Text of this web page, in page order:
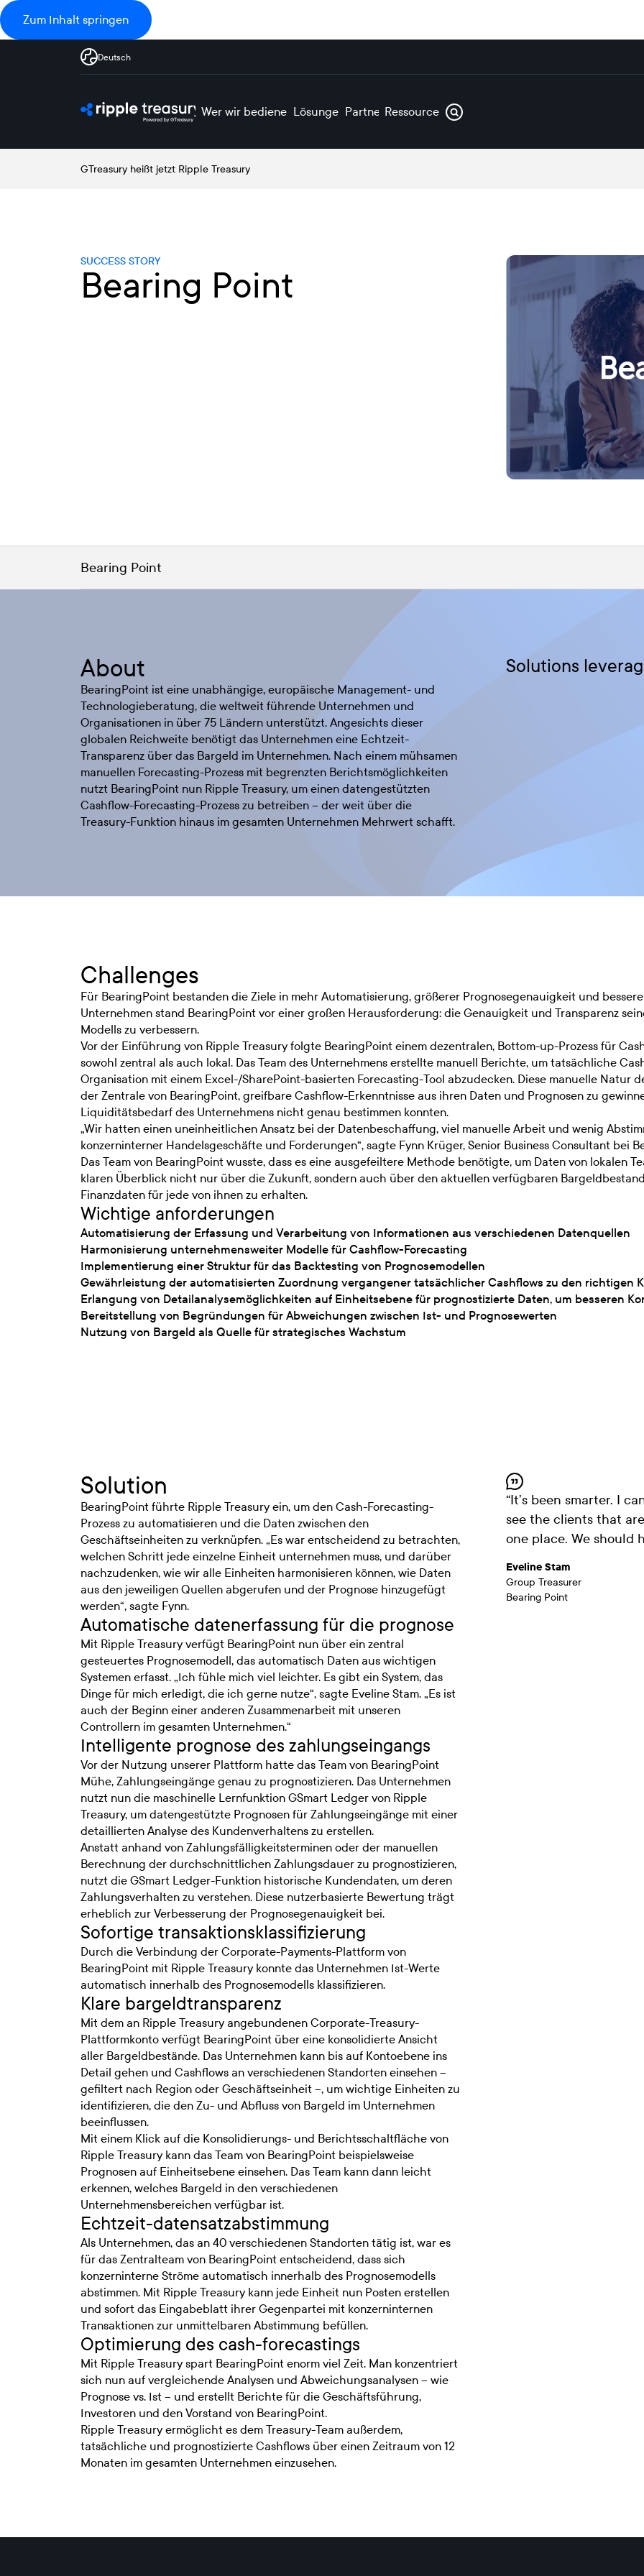
Zum Inhalt springen
Deutsch
Wer wir bedienen Lösungen Partner Ressourcen
GTreasury heißt jetzt Ripple Treasury
SUCCESS STORY
Bearing Point
Bearing Point
About
BearingPoint ist eine unabhängige, europäische Management- und
Technologieberatung, die weltweit führende Unternehmen und
Organisationen in über 75 Ländern unterstützt. Angesichts dieser
globalen Reichweite benötigt das Unternehmen eine Echtzeit-
Transparenz über das Bargeld im Unternehmen. Nach einem mühsamen
manuellen Forecasting-Prozess mit begrenzten Berichtsmöglichkeiten
nutzt BearingPoint nun Ripple Treasury, um einen datengestützten
Cashflow-Forecasting-Prozess zu betreiben – der weit über die
Treasury-Funktion hinaus im gesamten Unternehmen Mehrwert schafft.
Solutions
Challenges
Für BearingPoint bestanden die Ziele in mehr Automatisierung, größerer Prognosegenauigkeit und
Unternehmen stand BearingPoint vor einer großen Herausforderung: die Genauigkeit und Transparenz
Modells zu verbessern.
Vor der Einführung von Ripple Treasury folgte BearingPoint einem dezentralen, Bottom-up-Prozess für
sowohl zentral als auch lokal. Das Team des Unternehmens erstellte manuell Berichte, um tatsächliche
Organisation mit einem Excel-/SharePoint-basierten Forecasting-Tool abzudecken. Diese manuelle Natur
der Zentrale von BearingPoint, greifbare Cashflow-Erkenntnisse aus ihren Daten und Prognosen zu
Liquiditätsbedarf des Unternehmens nicht genau bestimmen konnten.
„Wir hatten einen uneinheitlichen Ansatz bei der Datenbeschaffung, viel manuelle Arbeit und wenig
konzerninterner Handelsgeschäfte und Forderungen“, sagte Fynn Krüger, Senior Business Consultant bei
Das Team von BearingPoint wusste, dass es eine ausgefeiltere Methode benötigte, um Daten von lokalen
klaren Überblick nicht nur über die Zukunft, sondern auch über den aktuellen verfügbaren
Finanzdaten für jede von ihnen zu erhalten.
Wichtige anforderungen
Automatisierung der Erfassung und Verarbeitung von Informationen aus verschiedenen Datenquellen
Harmonisierung unternehmensweiter Modelle für Cashflow-Forecasting
Implementierung einer Struktur für das Backtesting von Prognosemodellen
Gewährleistung der automatisierten Zuordnung vergangener tatsächlicher Cashflows zu den richtigen
Erlangung von Detailanalysemöglichkeiten auf Einheitsebene für prognostizierte Daten, um besseren
Bereitstellung von Begründungen für Abweichungen zwischen Ist- und Prognosewerten
Nutzung von Bargeld als Quelle für strategisches Wachstum
Solution
BearingPoint führte Ripple Treasury ein, um den Cash-Forecasting-
Prozess zu automatisieren und die Daten zwischen den
Geschäftseinheiten zu verknüpfen. „Es war entscheidend zu betrachten,
welchen Schritt jede einzelne Einheit unternehmen muss, und darüber
nachzudenken, wie wir alle Einheiten harmonisieren können, wie Daten
aus den jeweiligen Quellen abgerufen und der Prognose hinzugefügt
werden“, sagte Fynn.
Automatische datenerfassung für die prognose
Mit Ripple Treasury verfügt BearingPoint nun über ein zentral
gesteuertes Prognosemodell, das automatisch Daten aus wichtigen
Systemen erfasst. „Ich fühle mich viel leichter. Es gibt ein System, das
Dinge für mich erledigt, die ich gerne nutze“, sagte Eveline Stam. „Es ist
auch der Beginn einer anderen Zusammenarbeit mit unseren
Controllern im gesamten Unternehmen.“
Intelligente prognose des zahlungseingangs
Vor der Nutzung unserer Plattform hatte das Team von BearingPoint
Mühe, Zahlungseingänge genau zu prognostizieren. Das Unternehmen
nutzt nun die maschinelle Lernfunktion GSmart Ledger von Ripple
Treasury, um datengestützte Prognosen für Zahlungseingänge mit einer
detaillierten Analyse des Kundenverhaltens zu erstellen.
Anstatt anhand von Zahlungsfälligkeitsterminen oder der manuellen
Berechnung der durchschnittlichen Zahlungsdauer zu prognostizieren,
nutzt die GSmart Ledger-Funktion historische Kundendaten, um deren
Zahlungsverhalten zu verstehen. Diese nutzerbasierte Bewertung trägt
erheblich zur Verbesserung der Prognosegenauigkeit bei.
Sofortige transaktionsklassifizierung
Durch die Verbindung der Corporate-Payments-Plattform von
BearingPoint mit Ripple Treasury konnte das Unternehmen Ist-Werte
automatisch innerhalb des Prognosemodells klassifizieren.
Klare bargeldtransparenz
Mit dem an Ripple Treasury angebundenen Corporate-Treasury-
Plattformkonto verfügt BearingPoint über eine konsolidierte Ansicht
aller Bargeldbestände. Das Unternehmen kann bis auf Kontoebene ins
Detail gehen und Cashflows an verschiedenen Standorten einsehen –
gefiltert nach Region oder Geschäftseinheit –, um wichtige Einheiten zu
identifizieren, die den Zu- und Abfluss von Bargeld im Unternehmen
beeinflussen.
Mit einem Klick auf die Konsolidierungs- und Berichtsschaltfläche von
Ripple Treasury kann das Team von BearingPoint beispielsweise
Prognosen auf Einheitsebene einsehen. Das Team kann dann leicht
erkennen, welches Bargeld in den verschiedenen
Unternehmensbereichen verfügbar ist.
Echtzeit-datensatzabstimmung
Als Unternehmen, das an 40 verschiedenen Standorten tätig ist, war es
für das Zentralteam von BearingPoint entscheidend, dass sich
konzerninterne Ströme automatisch innerhalb des Prognosemodells
abstimmen. Mit Ripple Treasury kann jede Einheit nun Posten erstellen
und sofort das Eingabeblatt ihrer Gegenpartei mit konzerninternen
Transaktionen zur unmittelbaren Abstimmung befüllen.
Optimierung des cash-forecastings
Mit Ripple Treasury spart BearingPoint enorm viel Zeit. Man konzentriert
sich nun auf vergleichende Analysen und Abweichungsanalysen – wie
Prognose vs. Ist – und erstellt Berichte für die Geschäftsführung,
Investoren und den Vorstand von BearingPoint.
Ripple Treasury ermöglicht es dem Treasury-Team außerdem,
tatsächliche und prognostizierte Cashflows über einen Zeitraum von 12
Monaten im gesamten Unternehmen einzusehen.
“It’s been smarter. I
see the clients that
one place. We should
Eveline Stam
Group Treasurer
Bearing Point